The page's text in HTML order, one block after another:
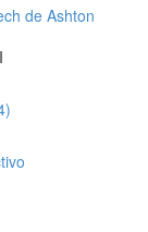
de Ashton